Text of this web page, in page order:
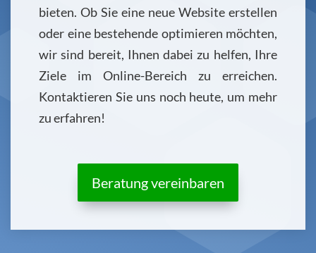
bieten. Ob Sie eine neue Website erstellen
oder eine bestehende optimieren möchten,
wir sind bereit, Ihnen dabei zu helfen, Ihre
Ziele im Online-Bereich zu erreichen.
Kontaktieren Sie uns noch heute, um mehr
zu erfahren!
Beratung vereinbaren